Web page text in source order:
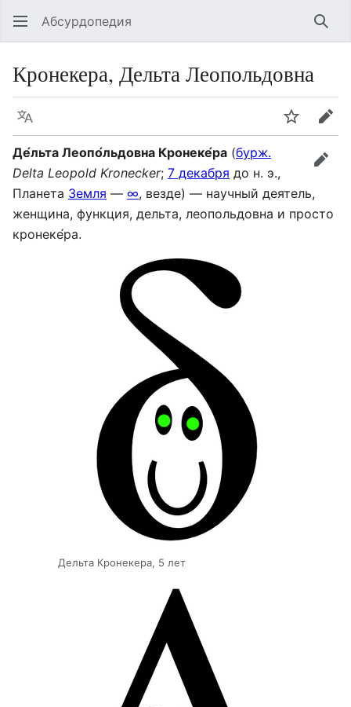
Абсурдопедия
Кронекера, Дельта Леопольдовна
Язык
Де́льта Леопо́льдовна Кронеке́ра (бурж.
Delta Leopold Kronecker; 7 декабря до н. э.,
Планета Земля — ∞, везде) — научный деятель,
женщина, функция, дельта, леопольдовна и просто
кронеке́ра.
Дельта Кронекера, 5 лет